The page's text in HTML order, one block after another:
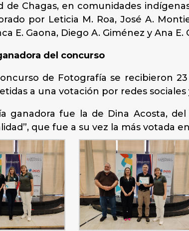
de Chagas, en comunidades
por Leticia M. Roa, José A.
E. Gaona, Diego A. Giménez y Ana E.
del concurso
de Fotografía se recibieron
a una votación por redes
ganadora fue la de Dina Acosta,
que fue a su vez la más votada